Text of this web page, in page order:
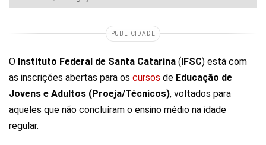
PUBLICIDADE
O Instituto Federal de Santa Catarina ( IFSC) está com
as inscrições abertas para os cursos de Educação de
Jovens e Adultos (Proeja/Técnicos), voltados para
aqueles que não concluíram o ensino médio na idade
regular.